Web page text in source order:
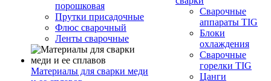
порошковая
Прутки присадочные
Флюс сварочный
Ленты сварочные
Материалы для сварки меди
Сварочные
аппараты TIG
Блоки
охлаждения
Сварочные
горелки TIG
Цанги